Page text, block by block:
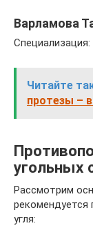
Варламова
Читайте
протезы –
угольных
Рассмотрим
рекомендуется
угля: